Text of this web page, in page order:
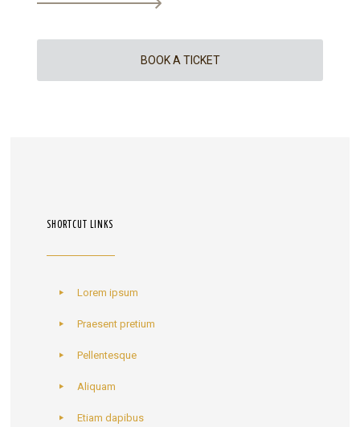
BOOK A TICKET
SHORTCUT LINKS
Lorem ipsum
Praesent pretium
Pellentesque
Aliquam
Etiam dapibus